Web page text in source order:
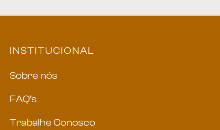
INSTITUCIONAL
Sobre nós
FAQ’s
Trabalhe Conosco